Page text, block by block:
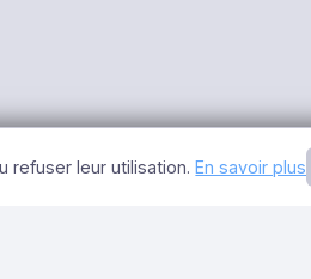
| Gérer les cookies
refuser leur utilisation.En savoir plus